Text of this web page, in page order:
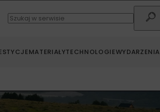
MATERIAŁYTECHNOLOGIEWYDARZENIA